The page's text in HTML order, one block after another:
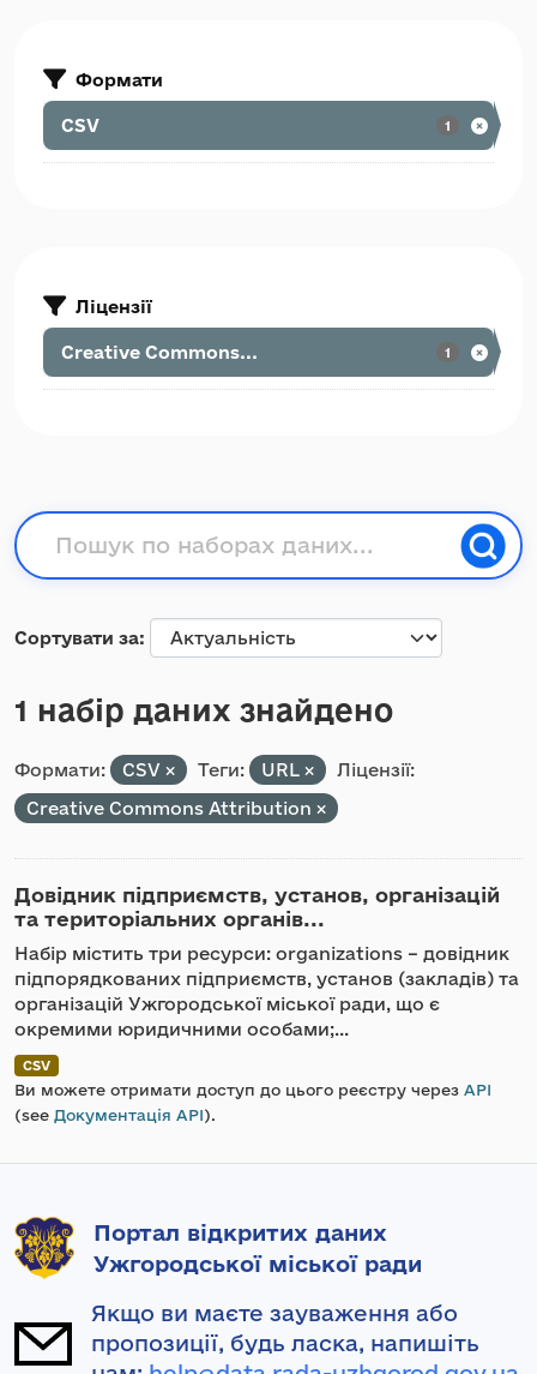
Формати
CSV 1
Ліцензії
Creative Commons... 1
Сортувати за
1 набір даних знайдено
Формати: CSV Теги: URL
Ліцензії:
Creative Commons Attribution
Довідник підприємств, установ, організацій
та територіальних органів...
Набір містить три ресурси: organizations – довідник
підпорядкованих підприємств, установ (закладів) та
організацій Ужгородської міської ради, що є
окремими юридичними особами;...
CSV
Ви можете отримати доступ до цього реєстру через API
(see Документація API).
Портал відкритих даних
Ужгородської міської ради
Якщо ви маєте зауваження або
пропозиції, будь ласка, напишіть